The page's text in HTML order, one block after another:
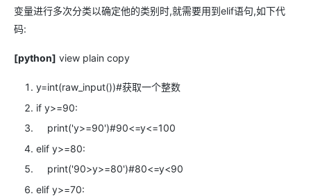
变量进行多次分类以确定他的类别时,就需要用到elif语句,如下代
码:
[python] view plain copy
y=int(raw_input())#获取一个整数
if y>=90:
print('y>=90')#90<=y<=100
elif y>=80:
print('90>y>=80')#80<=y<90
elif y>=70: